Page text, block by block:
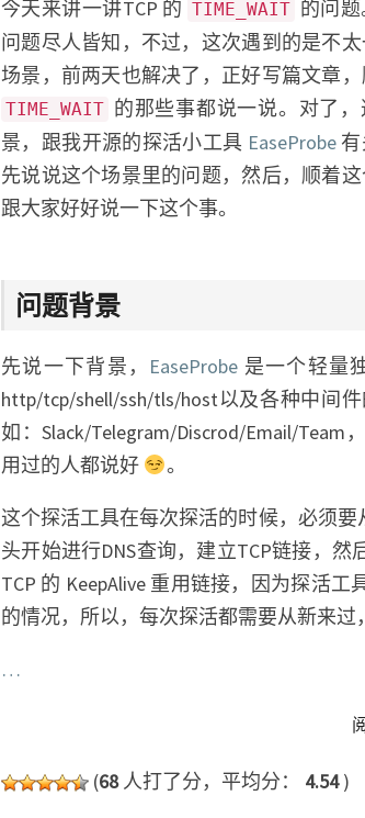
今天来讲一讲TCP 的 TIME_WAIT 的问
问题尽人皆知，不过，这次遇到的是不
场景，前两天也解决了，正好写篇文章
TIME_WAIT 的那些事都说一说。对了，
景，跟我开源的探活小工具 EaseProbe有
先说说这个场景里的问题，然后，顺着
跟大家好好说一下这个事。
问题背景
先说一下背景， EaseProbe 是一个轻量
http/tcp/shell/ssh/tls/host以及各种中间
如：Slack/Telegram/Discrod/Email/
用过的人都说好
。
这个探活工具在每次探活的时候，必须
头开始进行DNS查询，建立TCP链接，
TCP 的 KeepAlive 重用链接，因为探活
的情况，所以，每次探活都需要从新来过
…
(68人打了分，平均分： 4.54)